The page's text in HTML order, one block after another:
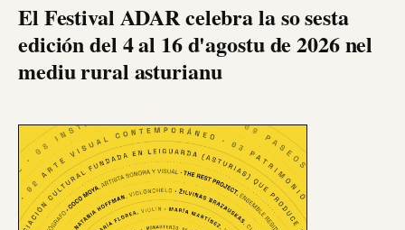
El Festival ADAR celebra la so sesta
edición del 4 al 16 d'agostu de 2026 nel
mediu rural asturianu